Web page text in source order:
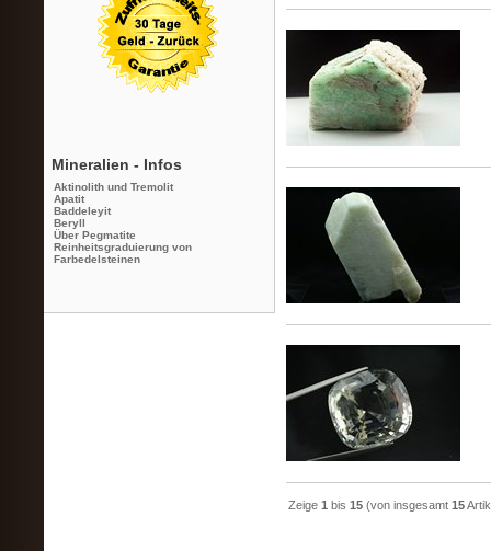
Mineralien - Infos
Aktinolith und Tremolit
Apatit
Baddeleyit
Beryll
Über Pegmatite
Reinheitsgraduierung von
Farbedelsteinen
Zeige 1 bis 15 (von insgesamt 15